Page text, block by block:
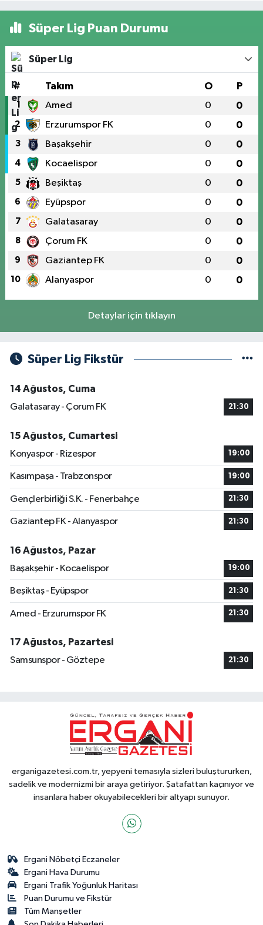
Süper Lig Puan Durumu
Süper Lig
# Takım O P
1 Amed 0 0
2 Erzurumspor FK 0 0
3 Başakşehir 0 0
4 Kocaelispor 0 0
5 Beşiktaş 0 0
6 Eyüpspor 0 0
7 Galatasaray 0 0
8 Çorum FK 0 0
9 Gaziantep FK 0 0
10 Alanyaspor 0 0
Detaylar için tıklayın
Süper Lig Fikstür
14 Ağustos, Cuma
Galatasaray - Çorum FK
21:30
15 Ağustos, Cumartesi
Konyaspor - Rizespor
19:00
Kasımpaşa - Trabzonspor 19:00
Gençlerbirliği S.K. - Fenerbahçe 21:30
Gaziantep FK - Alanyaspor 21:30
16 Ağustos, Pazar
Başakşehir - Kocaelispor
19:00
Beşiktaş - Eyüpspor 21:30
Amed - Erzurumspor FK 21:30
17 Ağustos, Pazartesi
Samsunspor - Göztepe
21:30
erganigazetesi.com.tr, yepyeni temasıyla sizleri buluştururken,
sadelik ve modernizmi bir araya getiriyor. Şatafattan kaçınıyor ve
insanlara haber okuyabilecekleri bir altyapı sunuyor.
Ergani Nöbetçi Eczaneler
Ergani Hava Durumu
Ergani Trafik Yoğunluk Haritası
Puan Durumu ve Fikstür
Tüm Manşetler